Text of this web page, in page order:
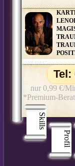
Skills
Profil
Tel:
nur 0,99 €/
*Premium-